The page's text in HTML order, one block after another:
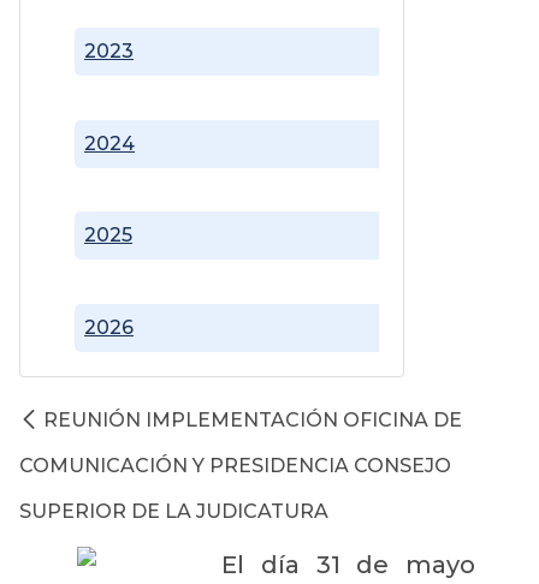
2023
2024
2025
2026
REUNIÓN IMPLEMENTACIÓN OFICINA DE
COMUNICACIÓN Y PRESIDENCIA CONSEJO
SUPERIOR DE LA JUDICATURA
El día 31 de mayo